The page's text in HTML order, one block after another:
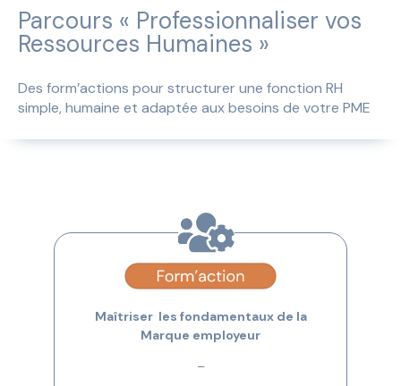
Parcours « Professionnaliser vos
Ressources Humaines »
Des form’actions pour structurer une fonction RH
simple, humaine et adaptée aux besoins de votre PME
Maîtriser les fondamentaux de la
Marque employeur
–